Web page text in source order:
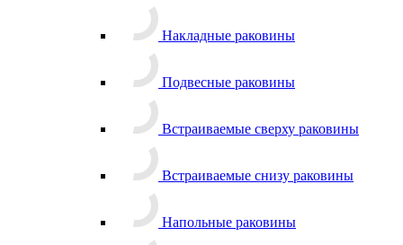
Накладные раковины
Подвесные раковины
Встраиваемые сверху раковины
Встраиваемые снизу раковины
Напольные раковины